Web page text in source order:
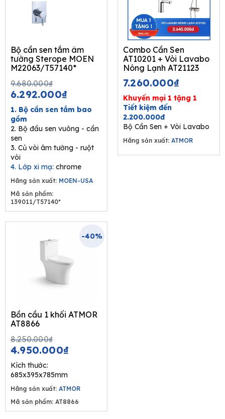
Bộ cần sen tắm âm
tường Sterope MOEN
M22063/T57140*
9.680.000₫Original
price
was:
9.680.000₫.
6.292.000₫price
is:
6.292.000₫.
1. Bộ cần sen tắm bao
gồm
2. Bộ đầu sen vuông - cần
sen
3. Củ vòi âm tường - ruột
vòi
4. Lớp xi mạ: chrome
Hãng sản xuất: MOEN-USA
Mã sản phẩm:
139011/T57140*
Combo Cần Sen
AT10201 + Vòi Lavabo
Nóng Lạnh AT21123
7.260.000₫
Khuyến mại 1 tặng 1
Tiết kiệm đến
2.200.000đ
Bộ Cần Sen + Vòi Lavabo
Hãng sản xuất: ATMOR
-40%
Bồn cầu 1 khối ATMOR
AT8866
8.250.000₫Original
price
8.250.000₫.
4.950.000₫price
Kích thước:
685x395x785mm
Hãng sản xuất: ATMOR
Mã sản phẩm: AT8866